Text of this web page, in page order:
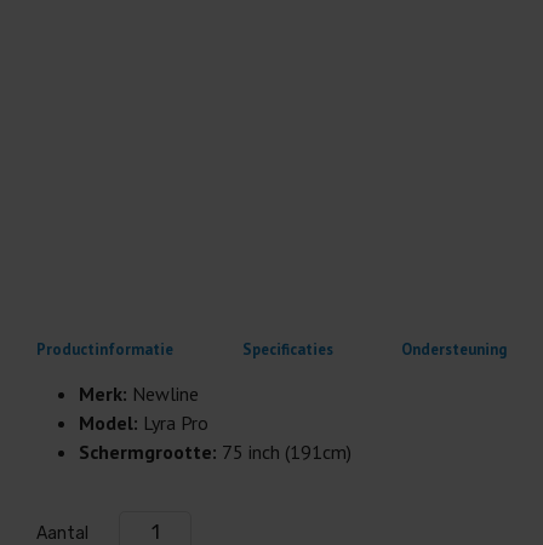
Productinformatie Specificaties Ondersteuning
Merk: Newline
Model: Lyra Pro
Schermgrootte: 75 inch (191cm)
Aantal